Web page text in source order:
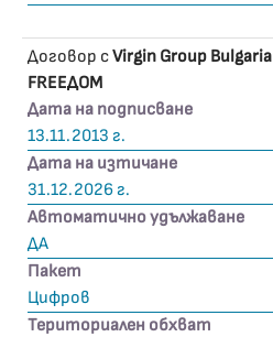
Договор сVirgin Group Bulgaria
FREEДOM
Дата на подписване
13.11.2013 г.
Дата на изтичане
31.12.2026 г.
Автоматично удължаване
ДА
Пакет
Цифров
Териториален обхват